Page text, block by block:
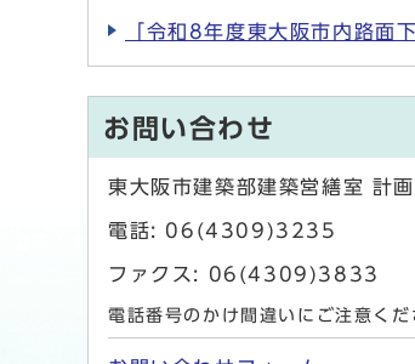
「令和8年度東大阪市内路面
お問い合わせ
東大阪市建築部建築営繕室 計
電話: 06(4309)3235
ファクス: 06(4309)3833
電話番号のかけ間違いにご注意くだ